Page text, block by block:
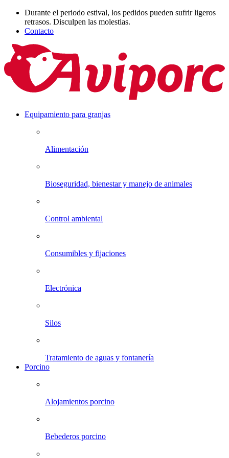
Durante el periodo estival, los pedidos pueden sufrir ligeros
retrasos. Disculpen las molestias.
Contacto
Equipamiento para granjas
Alimentación
Bioseguridad, bienestar y manejo de animales
Control ambiental
Consumibles y fijaciones
Electrónica
Silos
Tratamiento de aguas y fontanería
Porcino
Alojamientos porcino
Bebederos porcino